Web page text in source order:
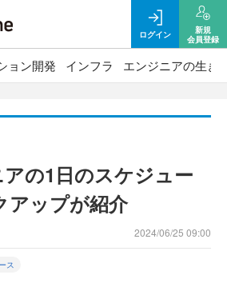
ログイン
新規
会員登録
ョン開発 インフラ エンジニアの生き
の1日のスケジュー
アップが紹介
2024/06/25 09:00
ス